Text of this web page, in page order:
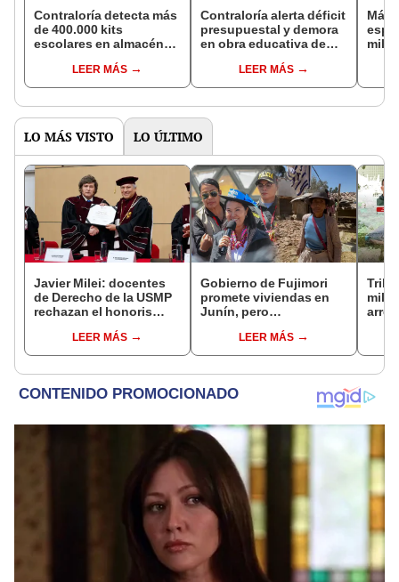
Contraloría detecta más
de 400.000 kits
escolares en almacén
repartidos a zonas
vulnerables
LEER MÁS
Contraloría alerta déficit
presupuestal y demora
en obra educativa de
de DiosLEER MÁS
Más
LO MÁS VISTO LO ÚLTIMO
Javier Milei: docentes
de Derecho de la USMP
rechazan el honoris
presidente de Argentina
LEER MÁS
Gobierno de Fujimori
promete viviendas en
Junín, pero
se quejan por la lentitud
LEER MÁS